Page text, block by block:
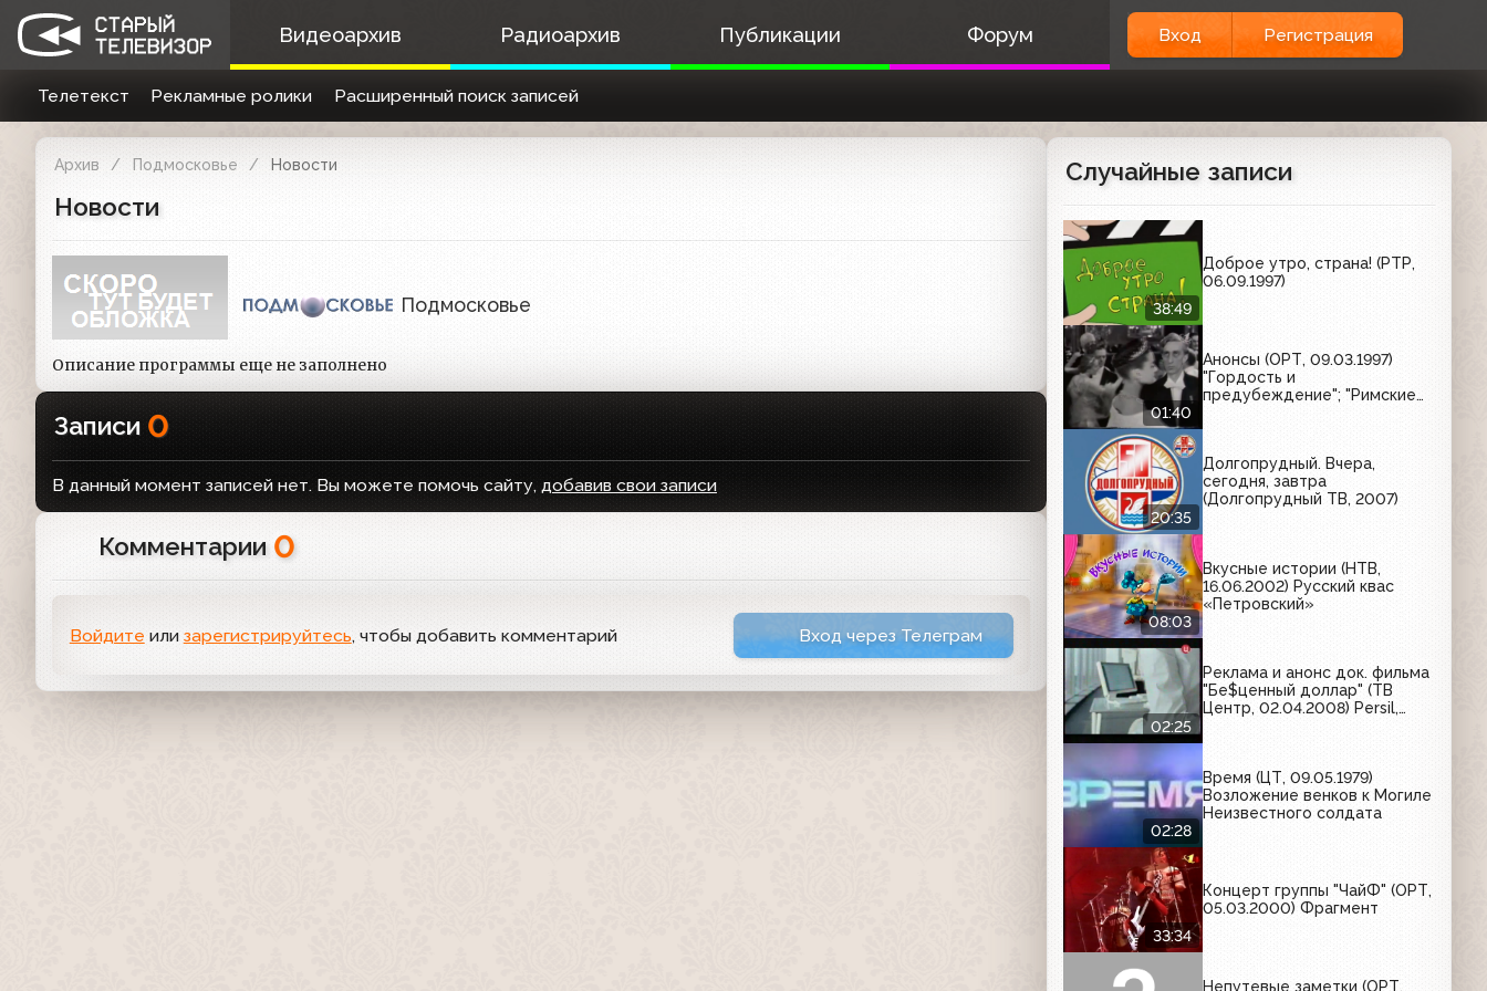
Видеоархив Радиоархив Публикации Форум Вход Регистрация
Телетекст Рекламные ролики Расширенный поиск записей
Архив Подмосковье Новости
Новости
Подмосковье
Описание программы еще не заполнено
Записи 0
В данный момент записей нет. Вы можете помочь сайту, добавив свои записи
Комментарии 0
Войдите или зарегистрируйтесь, чтобы добавить комментарий Вход через Телеграм
Случайные записи
38:49
Доброе утро, страна! (РТР,
06.09.1997)
01:40
Анонсы (ОРТ, 09.03.1997)
"Гордость и
предубеждение"; "Римские
20:35
Долгопрудный. Вчера,
сегодня, завтра
(Долгопрудный ТВ, 2007)
08:03
Вкусные истории (НТВ,
16.06.2002) Русский квас
«Петровский»
02:25
Реклама и анонс док. фильма
"Бе$ценный доллар" (ТВ
Центр, 02.04.2008) Persil,
02:28
Время (ЦТ, 09.05.1979)
Возложение венков к Могиле
Неизвестного солдата
33:34
Концерт группы "ЧайФ" (ОРТ,
05.03.2000) Фрагмент
Непутевые заметки (ОРТ,